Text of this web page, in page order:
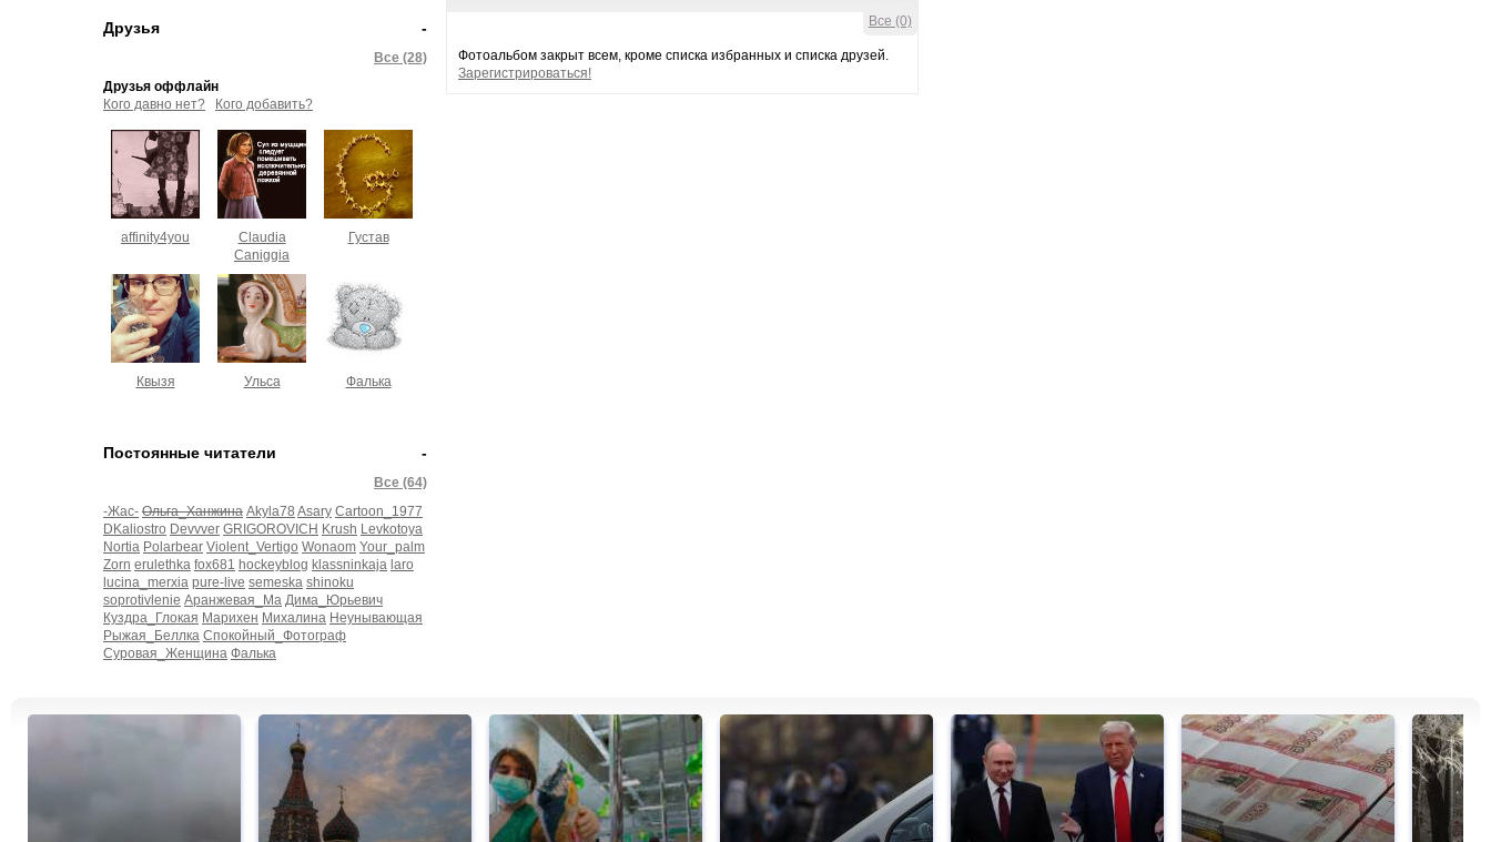
-
Друзья
Все (28)
Друзья оффлайн
Кого давно нет?
Кого добавить?
affinity4you
Claudia
Caniggia
Густав
Квызя Ульса Фалька
-
Постоянные читатели
Все (64)
-Жас- Ольга_Ханжина Akyla78 Asary Cartoon_1977
DKaliostro Devvver GRIGOROVICH Krush Levkotoya
Nortia Polarbear Violent_Vertigo Wonaom Your_palm
Zorn erulethka fox681 hockeyblog klassninkaja laro
lucina_merxia pure-live semeska shinoku
soprotivlenie Аранжевая_Ма Дима_Юрьевич
Куздра_Глокая Марихен Михалина Неунывающая
Рыжая_Беллка Спокойный_Фотограф
Суровая_Женщина Фалька
Все (0)
Фотоальбом закрыт всем, кроме списка избранных и списка друзей.
Зарегистрироваться!